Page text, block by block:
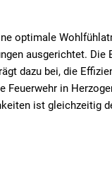
optimale
ausgerichtet. Die
dazu bei, die
Feuerwehr in
ist gleichzeitig